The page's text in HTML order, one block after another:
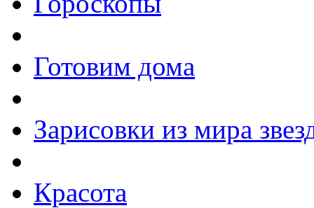
Готовим дома
Зарисовки из мира
Красота